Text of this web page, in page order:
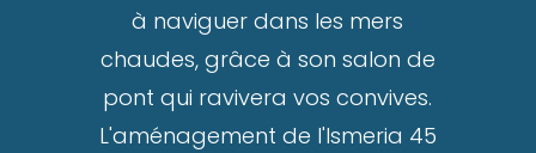
à naviguer dans les mers
chaudes, grâce à son salon de
pont qui ravivera vos convives.
L'aménagement de l'Ismeria 45